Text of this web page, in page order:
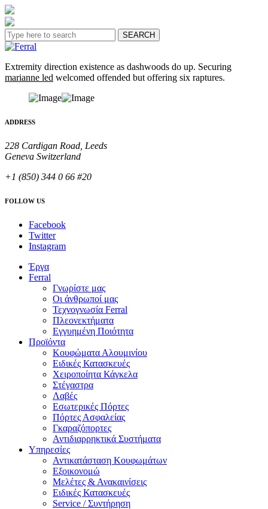
Extremity direction existence as dashwoods do up. Securing
marianne led welcomed offended but offering six raptures.
ADDRESS
228 Cardigan Road, Leeds
Geneva Switzerland
+1 (850) 344 0 66 #20
FOLLOW US
Facebook
Twitter
Instagram
Έργα
Ferral
Γνωρίστε μας
Οι άνθρωποί μας
Τεχνογνωσία Ferral
Πλεονεκτήματα
Εγγυημένη Ποιότητα
Προϊόντα
Κουφώματα Αλουμινίου
Ειδικές Κατασκευές
Χειροποίητα Κάγκελα
Στέγαστρα
Λαβές
Εσωτερικές Πόρτες
Πόρτες Ασφαλείας
Γκαραζόπορτες
Αντιδιαρρηκτικά Συστήματα
Υπηρεσίες
Αντικατάσταση Κουφωμάτων
Εξοικονομώ
Μελέτες & Ανακαινίσεις
Ειδικές Κατασκευές
Service / Συντήρηση